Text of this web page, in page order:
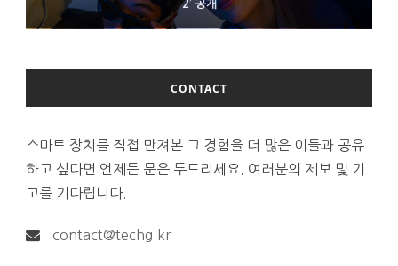
2’ 공개
D램 부족에 10억달러어치 아이폰18 프로세서 패키징 대기 중
300~400달러 반지형 스피커 준비하는 오픈AI
CONTACT
스마트 장치를 직접 만져본 그 경험을 더 많은 이들과 공유
하고 싶다면 언제든 문은 두드리세요. 여러분의 제보 및 기
고를 기다립니다.
contact@techg.kr